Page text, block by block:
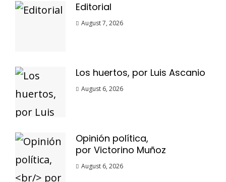
Editorial
August 7, 2026
Los huertos, por Luis Ascanio
August 6, 2026
Opinión política,
por Victorino Muñoz
August 6, 2026